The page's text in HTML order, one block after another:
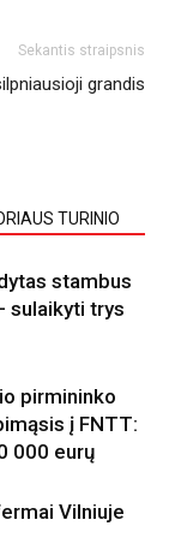
Sekantis straipsnis
grandis
TURINIO
stambus
sulaikyti trys
pirmininko
į FNTT:
000 eurų
Vilniuje